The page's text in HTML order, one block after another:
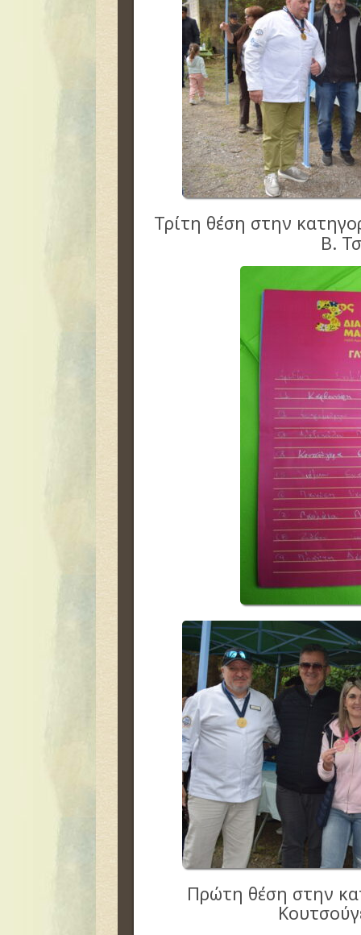
Τρίτη θέση στην
Β.
Πρώτη θέση στην